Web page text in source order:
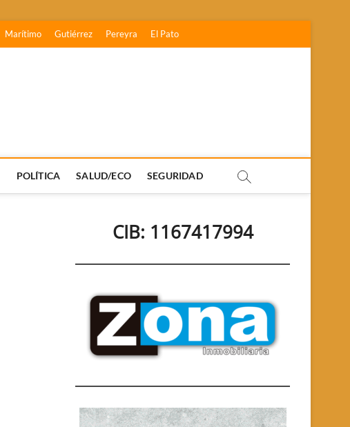
Marítimo Gutiérrez Pereyra El Pato
POLÍTICA SALUD/ECO SEGURIDAD
CIB: 1167417994